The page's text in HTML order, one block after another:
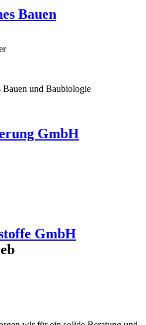
Bauen
Bauen und Baubiologie
GmbH
GmbH